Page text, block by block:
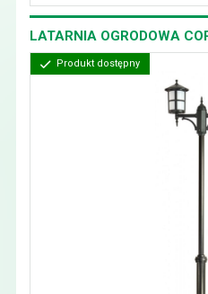
LATARNIA OGRODOWA
Produkt dostępny